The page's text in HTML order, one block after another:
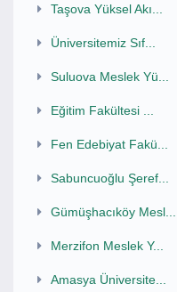
Taşova Yüksel Akı...
Üniversitemiz Sıf...
Suluova Meslek Yü...
Eğitim Fakültesi ...
Fen Edebiyat Fakü...
Sabuncuoğlu Şeref...
Gümüşhacıköy Mesl...
Merzifon Meslek Y...
Amasya Üniversite...